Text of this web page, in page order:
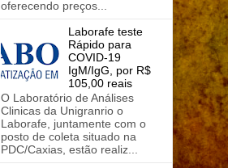
oferecendo preços...
Laborafe teste
Rápido para
COVID-19
IgM/IgG, por R$
105,00 reais
O Laboratório de Análises
Clinicas da Unigranrio o
Laborafe, juntamente com o
posto de coleta situado na
PDC/Caxias, estão realiz...